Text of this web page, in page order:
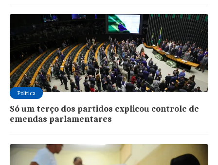
Política
Só um terço dos partidos explicou controle de
emendas parlamentares